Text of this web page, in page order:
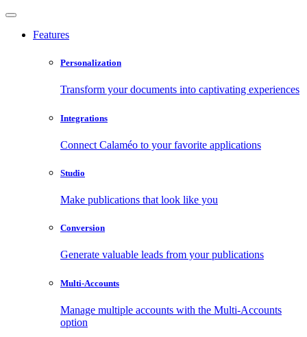
Features
Personalization
Transform your documents into captivating experiences
Integrations
Connect Calaméo to your favorite applications
Studio
Make publications that look like you
Conversion
Generate valuable leads from your publications
Multi-Accounts
Manage multiple accounts with the Multi-Accounts
option